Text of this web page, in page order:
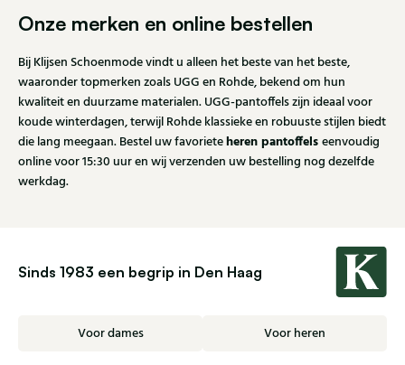
Onze merken en online bestellen
Bij Klijsen Schoenmode vindt u alleen het beste van het beste,
waaronder topmerken zoals UGG en Rohde, bekend om hun
kwaliteit en duurzame materialen. UGG-pantoffels zijn ideaal voor
koude winterdagen, terwijl Rohde klassieke en robuuste stijlen biedt
die lang meegaan. Bestel uw favorieteheren pantoffels eenvoudig
online voor 15:30 uur en wij verzenden uw bestelling nog dezelfde
werkdag.
Sinds 1983 een begrip in Den Haag
Voor dames Voor heren